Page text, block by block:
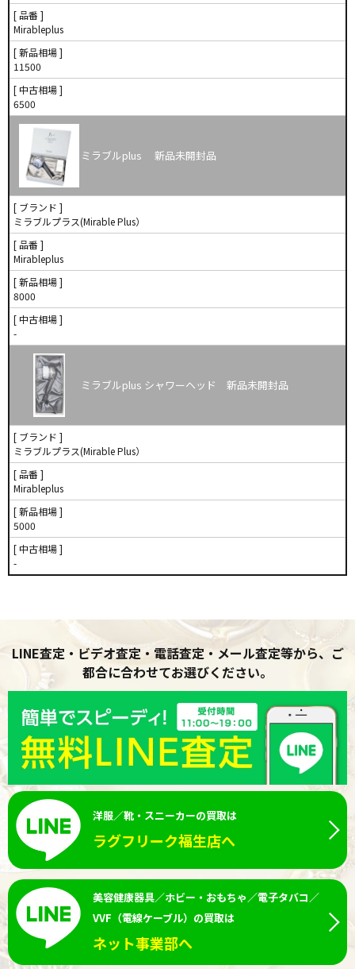
[ 品番 ]
Mirableplus
[ 新品相場 ]
11500
[ 中古相場 ]
6500
ミラブルplus 新品未開封品
[ ブランド ]
ミラブルプラス(Mirable Plus）
[ 品番 ]
Mirableplus
[ 新品相場 ]
8000
[ 中古相場 ]
-
ミラブルplus シャワーヘッド 新品未開封品
[ ブランド ]
ミラブルプラス(Mirable Plus）
[ 品番 ]
Mirableplus
[ 新品相場 ]
5000
[ 中古相場 ]
-
LINE査定・ビデオ査定・電話査定・メール査定等から、ご
都合に合わせてお選びください。
洋服／靴・スニーカーの買取は
ラグフリーク福生店へ
美容健康器具／ホビー・おもちゃ／電子タバコ／
VVF（電線ケーブル）の買取は
ネット事業部へ